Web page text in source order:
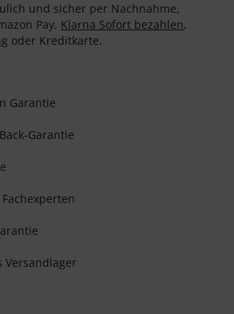
und sicher per Nachnahme,
Pay, Klarna Sofort bezahlen,
oder Kreditkarte.
Garantie
Garantie
Versandlager